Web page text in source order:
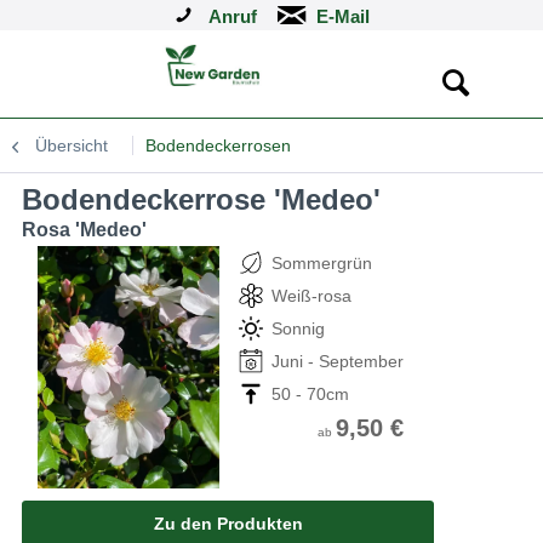
Anruf
Übersicht Bodendeckerrosen
Bodendeckerrose 'Medeo'
Rosa 'Medeo'
Sommergrün
Weiß-rosa
Sonnig
Juni - September
50 - 70cm
ab 9,50 €
Zu den Produkten